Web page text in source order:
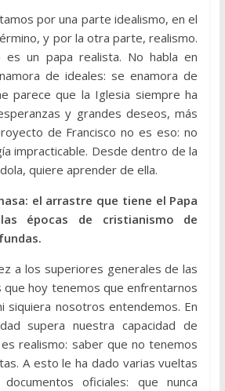
por una parte idealismo, en el
y por la otra parte, realismo.
es un papa realista. No habla en
de ideales: se enamora de
parece que la Iglesia siempre ha
y grandes deseos, más
de Francisco no es eso: no
impracticable. Desde dentro de la
quiere aprender de ella.
el arrastre que tiene el Papa
épocas de cristianismo de
a los superiores generales de las
que hoy tenemos que enfrentarnos
siquiera nosotros entendemos. En
supera nuestra capacidad de
realismo: saber que no tenemos
A esto le ha dado varias vueltas
oficiales: que nunca